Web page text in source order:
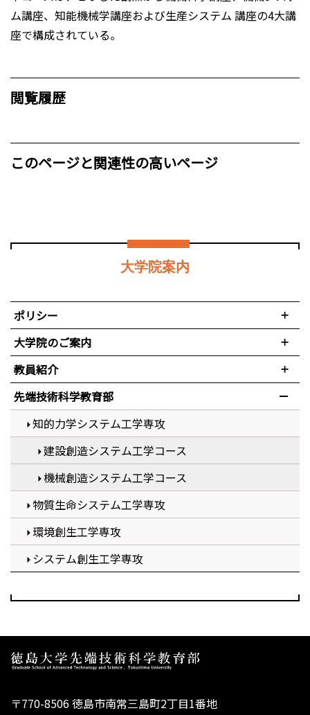
ム講座、知能機械学講座および生産システム 講座の4大講
座で構成されている。
閲覧履歴
このページと関連性の高いページ
大学院案内
ポリシー
大学院のご案内
教員紹介
先端技術科学教育部
知的力学システム工学専攻
建設創造システム工学コース
機械創造システム工学コース
物質生命システム工学専攻
環境創生工学専攻
システム創生工学専攻
〒770-8506 徳島市南常三島町2丁目1番地